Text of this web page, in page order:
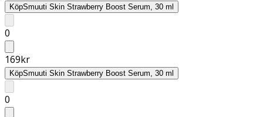
KöpSmuuti Skin Strawberry Boost Serum, 30 ml
0
169kr
KöpSmuuti Skin Strawberry Boost Serum, 30 ml
0